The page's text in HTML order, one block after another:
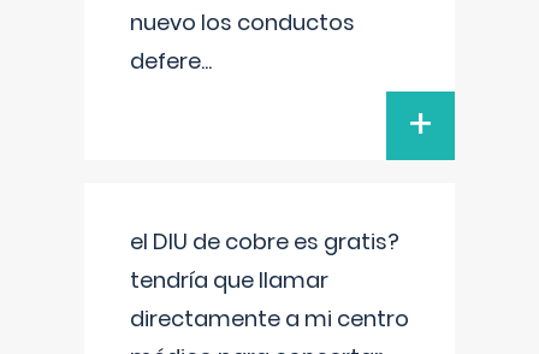
nuevo los conductos
defere...
+
el DIU de cobre es gratis?
tendría que llamar
directamente a mi centro